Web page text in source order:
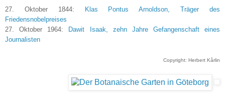
27. Oktober 1844:
Klas Pontus Arnoldson, Träger des
Friedensnobelpreises
27. Oktober 1964:
Dawit Isaak, zehn Jahre Gefangenschaft eines
Journalisten
Copyright: Herbert Kårlin